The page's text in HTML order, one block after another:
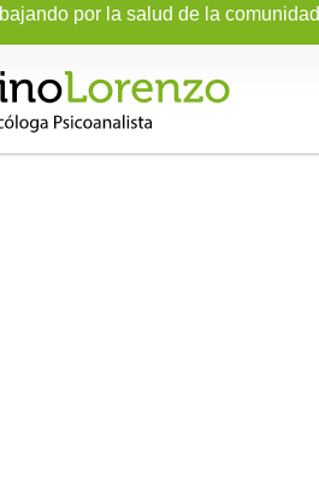
por la salud de la comunidad